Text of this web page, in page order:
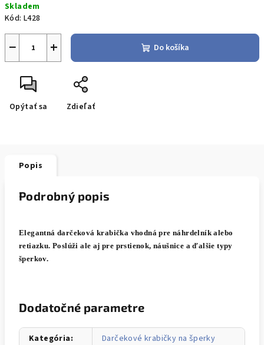
cena:
Skladem
Kód: L428
+
− Do košíka
Opýtať sa Zdieľať
Popis
Podrobný popis
Elegantná darčeková krabička vhodná pre náhrdelník alebo
retiazku. Poslúži ale aj pre prstienok, náušnice a ďalšie typy
šperkov.
Dodatočné parametre
Kategória:
Darčekové krabičky na šperky